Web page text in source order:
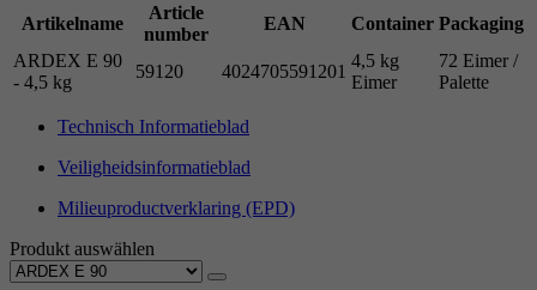
Artikelname
Article
number
EAN Container Packaging
ARDEX E 90
- 4,5 kg
59120 4024705591201
4,5 kg
Eimer
72 Eimer /
Palette
Technisch Informatieblad
Veiligheidsinformatieblad
Milieuproductverklaring (EPD)
Produkt auswählen